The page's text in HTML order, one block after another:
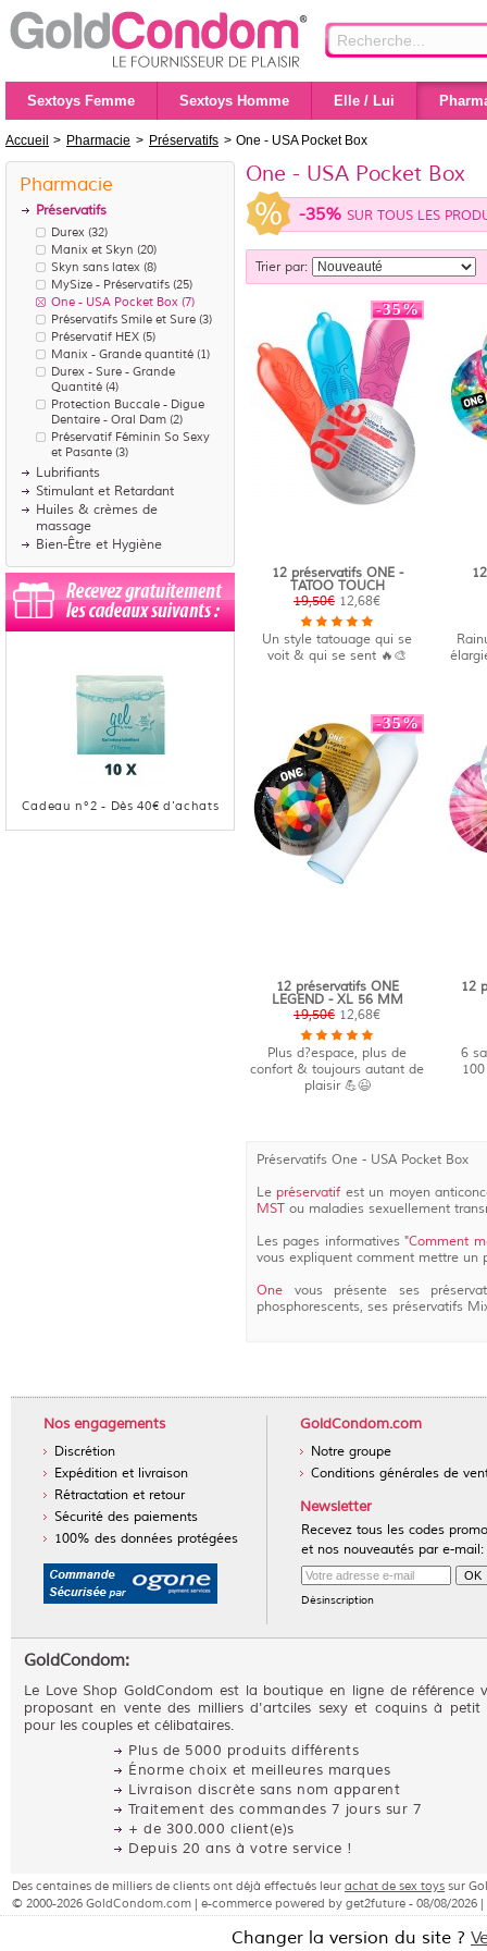
Sextoys Femme Sextoys Homme Elle / Lui
Accueil > Pharmacie > Préservatifs > One - USA Pocket Box
One - USA Pocket Box
-35% SUR TOUS LES
Trier par:
-35%
12 préservatifs ONE -
TATOO TOUCH
19,50€ 12,68€
Un style tatouage qui se
voit & qui se sent 🔥🎨
-35%
12 préservatifs ONE
LEGEND - XL 56 MM
19,50€ 12,68€
Plus d?espace, plus de
confort & toujours autant de
plaisir 💪😉
12
6
Préservatifs One - USA Pocket Box
Le préservatif est un moyen
MST ou maladies sexuellement
Les pages informatives "Comment
vous expliquent comment mettre un
One vous présente ses
phosphorescents, ses préservatifs
Pharmacie
Préservatifs
Durex (32)
Manix et Skyn (20)
Skyn sans latex (8)
MySize - Préservatifs (25)
One - USA Pocket Box (7)
Préservatifs Smile et Sure (3)
Préservatif HEX (5)
Manix - Grande quantité (1)
Durex - Sure - Grande
Quantité (4)
Protection Buccale - Digue
Dentaire - Oral Dam (2)
Préservatif Féminin So Sexy
et Pasante (3)
Lubrifiants
Stimulant et Retardant
Huiles & crèmes de
massage
Bien-Être et Hygiène
Cadeau n°2 - Dès40€ d'achats
Nos engagements
Discrétion
Expédition et livraison
Rétractation et retour
Sécurité des paiements
100% des données protégées
GoldCondom.com
Notre groupe
Conditions générales de
Newsletter
Recevez tous les codes
et nos nouveautés par e-mail:
Désinscription
GoldCondom:
Le Love Shop GoldCondom est la boutique en ligne de référence
proposant en vente des milliers d'artciles sexy et coquins à petit
pour les couples et célibataires.
Plus de 5000 produits différents
Énorme choix et meilleures marques
Livraison discrète sans nom apparent
Traitement des commandes 7 jours sur 7
+ de 300.000 client(e)s
Depuis 20 ans à votre service !
Des centaines de milliers de clients ont déjà effectués leur achat de sex toys sur
© 2000-2026 GoldCondom.com | e-commerce powered by get2future - 08/08/2026 |
Changer la version du site ?